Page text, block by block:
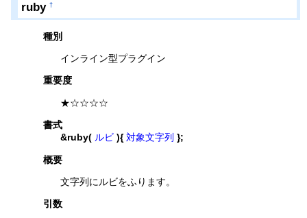
ruby †
種別
インライン型プラグイン
重要度
★☆☆☆☆
書式
&ruby( ルビ ){ 対象文字列 };
概要
文字列にルビをふります。
引数